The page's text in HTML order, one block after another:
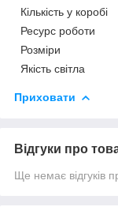
Кількість у коробі
Ресурс роботи
Розміри
Якість світла
Приховати
Відгуки про
Ще немає відгуків